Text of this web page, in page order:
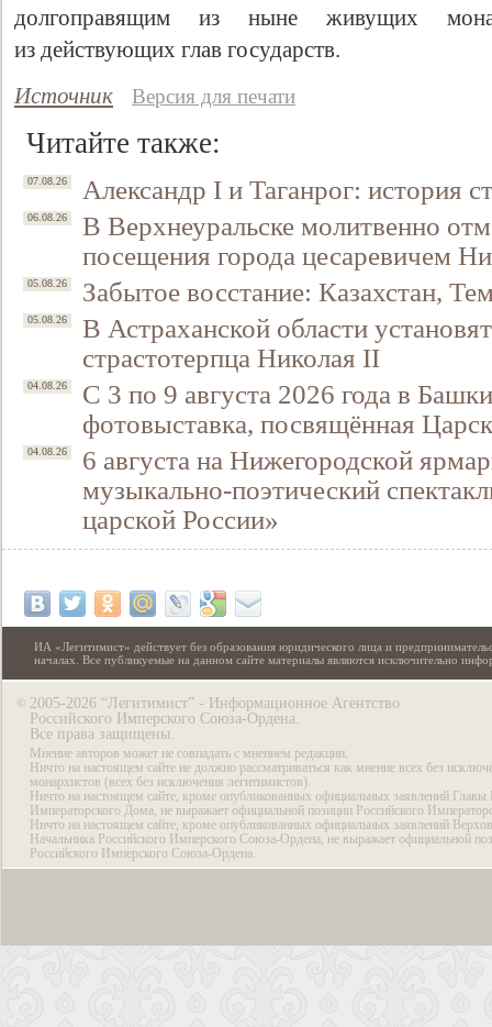
долгоправящим из ныне живущих
из действующих глав государств.
Источник
Версия для печати
Читайте также:
07.08.26 Александр I и Таганрог: история
06.08.26
В Верхнеуральске молитвенно
посещения города цесаревичем
05.08.26 Забытое восстание: Казахстан,
05.08.26
В Астраханской области
страстотерпца Николая II
04.08.26
С 3 по 9 августа 2026 года в
фотовыставка, посвящённая
04.08.26
6 августа на Нижегородской
музыкально-поэтический
царской России»
ИА «Легитимист» действует без образования юридического лица и
началах. Все публикуемые на данном сайте материалы являются исключительно
© 2005-2026 “Легитимист” - Информационное Агентство
Российского Имперского Союза-Ордена.
Все права защищены.
Мнение авторов может не совпадать с мнением редакции.
Ничто на настоящем сайте не должно рассматриваться как мнение всех без
монархистов (всех без исключения легитимистов).
Ничто на настоящем сайте, кроме опубликованных официальных заявлений Главы
Императорского Дома, не выражает официальной позиции Российского
Ничто на настоящем сайте, кроме опубликованных официальных заявлений
Начальника Российского Имперского Союза-Ордена, не выражает официальной
Российского Имперского Союза-Ордена.